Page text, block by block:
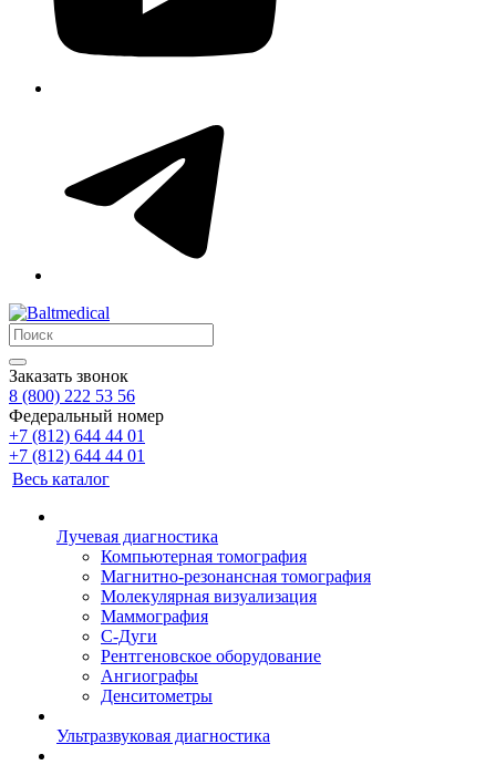
Заказать звонок
8 (800) 222 53 56
Федеральный номер
+7 (812) 644 44 01
+7 (812) 644 44 01
Весь каталог
Лучевая диагностика
Компьютерная томография
Магнитно-резонансная томография
Молекулярная визуализация
Маммография
С-Дуги
Рентгеновское оборудование
Ангиографы
Денситометры
Ультразвуковая диагностика